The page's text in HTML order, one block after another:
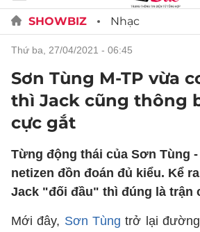
SHOWBIZ Nhạc
thứ ba, 27/04/2021 - 06:45
Sơn Tùng M-TP vừa
thì Jack cũng thông
cực gắt
Từng động thái của Sơn Tùng
netizen đồn đoán đủ kiểu. Kể
Jack "đối đầu" thì đúng là trận
Mới đây, Sơn Tùng trở lại